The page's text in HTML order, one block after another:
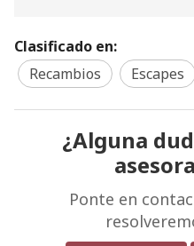
Clasificado en:
Recambios
Escapes
¿Alguna
Ponte en